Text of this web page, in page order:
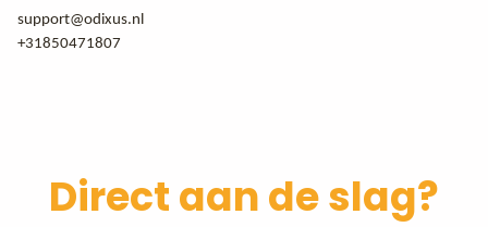
support@odixus.nl
+31850471807
Direct aan de slag?